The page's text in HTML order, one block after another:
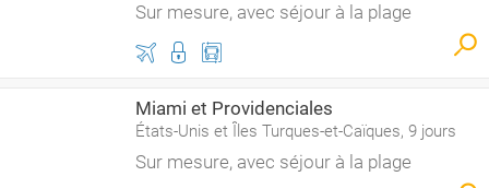
Sur mesure, avec séjour à la plage
Miami et Providenciales
États-Unis et Îles Turques-et-Caïques, 9 jours
Sur mesure, avec séjour à la plage